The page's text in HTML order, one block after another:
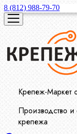
8 (812) 988-79-70
Крепеж-Маркет
Производство и
крепежа